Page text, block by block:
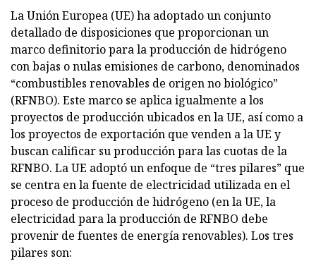
La Unión Europea (UE) ha adoptado un conjunto
detallado de disposiciones que proporcionan un
marco definitorio para la producción de hidrógeno
con bajas o nulas emisiones de carbono, denominados
“combustibles renovables de origen no biológico”
(RFNBO). Este marco se aplica igualmente a los
proyectos de producción ubicados en la UE, así como a
los proyectos de exportación que venden a la UE y
buscan calificar su producción para las cuotas de la
RFNBO. La UE adoptó un enfoque de “tres pilares” que
se centra en la fuente de electricidad utilizada en el
proceso de producción de hidrógeno (en la UE, la
electricidad para la producción de RFNBO debe
provenir de fuentes de energía renovables). Los tres
pilares son: